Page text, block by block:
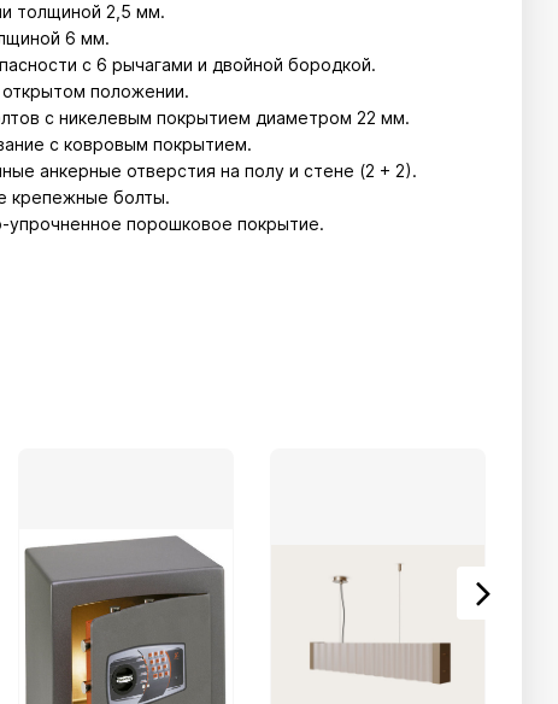
толщиной 2,5 мм.
6 мм.
с 6 рычагами и двойной бородкой.
положении.
с никелевым покрытием диаметром 22 мм.
с ковровым покрытием.
анкерные отверстия на полу и стене (2 + 2).
крепежные болты.
упрочненное порошковое покрытие.